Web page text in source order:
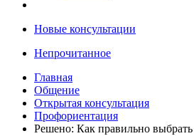
Новые консультации
Непрочитанное
Главная
Общение
Открытая консультация
Профориентация
Решено: Как правильно выбрать